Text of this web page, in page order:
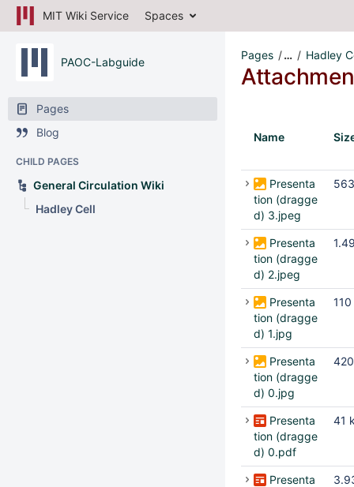
MIT Wiki Service Spaces
PAOC-Labguide
Pages
Blog
CHILD PAGES
General Circulation Wiki
Hadley Cell
Pages … Hadley
Name
Presenta
tion (dragge
d) 3.jpeg
Presenta
tion (dragge
d) 2.jpeg
Presenta
tion (dragge
d) 1.jpg
Presenta
tion (dragge
d) 0.jpg
Presenta
tion (dragge
d) 0.pdf
41
Presenta